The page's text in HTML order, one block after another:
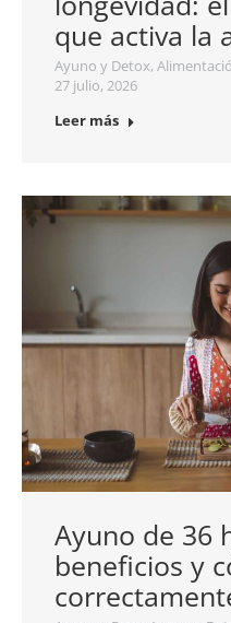
que activa la
Ayuno y Detox,
27 julio, 2026
Leer más
Ayuno de 36
beneficios y